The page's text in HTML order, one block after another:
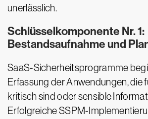
unerlässlich.
Schlüsselkomponente Nr. 1:
Bestandsaufnahme und
SaaS-Sicherheitsprogramme
Erfassung der Anwendungen, die
kritisch sind oder sensible
Erfolgreiche SSPM-